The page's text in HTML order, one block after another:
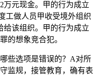
万元现金。甲的行为成立
工做人员甲收受境外组织
给该组织。甲的行为成立
的想象竞合犯。
选项是错误的？A对所
监规，接管教育，确有表